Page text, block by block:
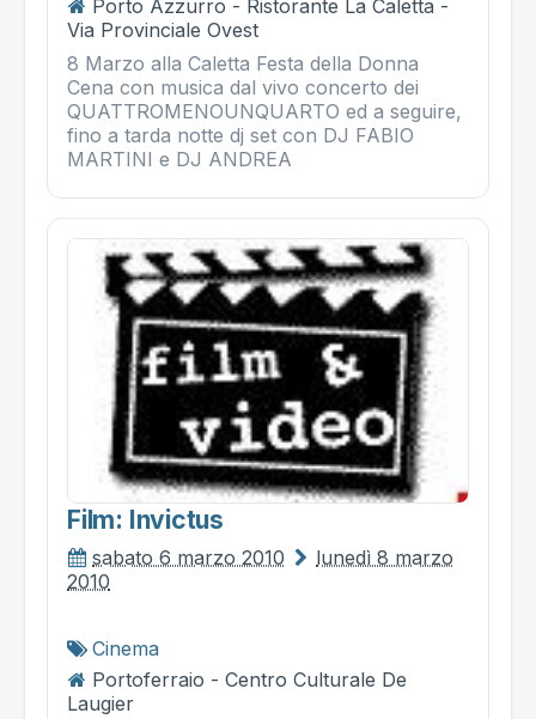
Porto Azzurro - Ristorante La Caletta -
Via Provinciale Ovest
8 Marzo alla Caletta Festa della Donna
Cena con musica dal vivo concerto dei
QUATTROMENOUNQUARTO ed a seguire,
fino a tarda notte dj set con DJ FABIO
MARTINI e DJ ANDREA
Film: Invictus
sabato 6 marzo 2010
lunedì 8 marzo
2010
Cinema
Portoferraio - Centro Culturale De
Laugier